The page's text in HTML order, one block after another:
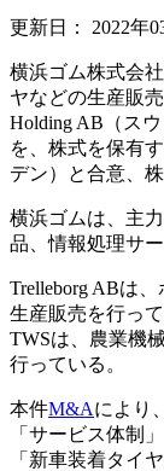
更新日： 2022年
横浜ゴム株式会
ヤなどの生産販売
Holding AB（ス
を、株式を保有
デン）と合意、
横浜ゴムは、主
品、情報処理サ
Trelleborg ABは
生産販売を行って
TWSは、農業機
行っている。
本件M&Aにより
「サービス体制
「新車装着タイ